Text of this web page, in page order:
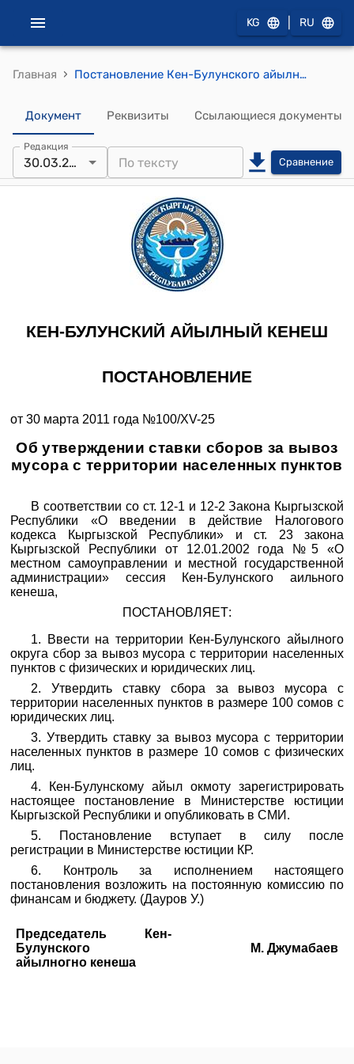
KG RU
Главная › Постановление Кен-Булунского айылного кенеша от 30 марта 2011 года №100/ХV-25 "Об утверждении ставки сборов за вывоз мусора с территории населенных пунктов"
Документ Реквизиты Ссылающиеся документы
Редакция
30.03.2011 Сравнение